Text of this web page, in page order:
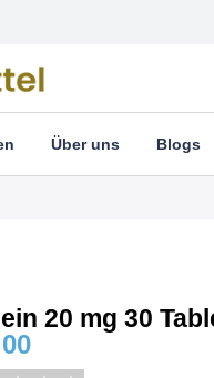
Über uns Blogs
20 mg 30